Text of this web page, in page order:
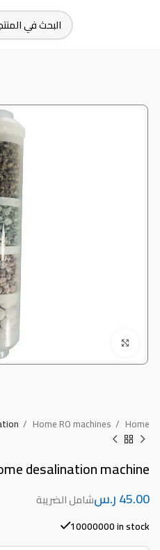
Home
Home RO machines
desalination machine
ر.س
10000000 in stock